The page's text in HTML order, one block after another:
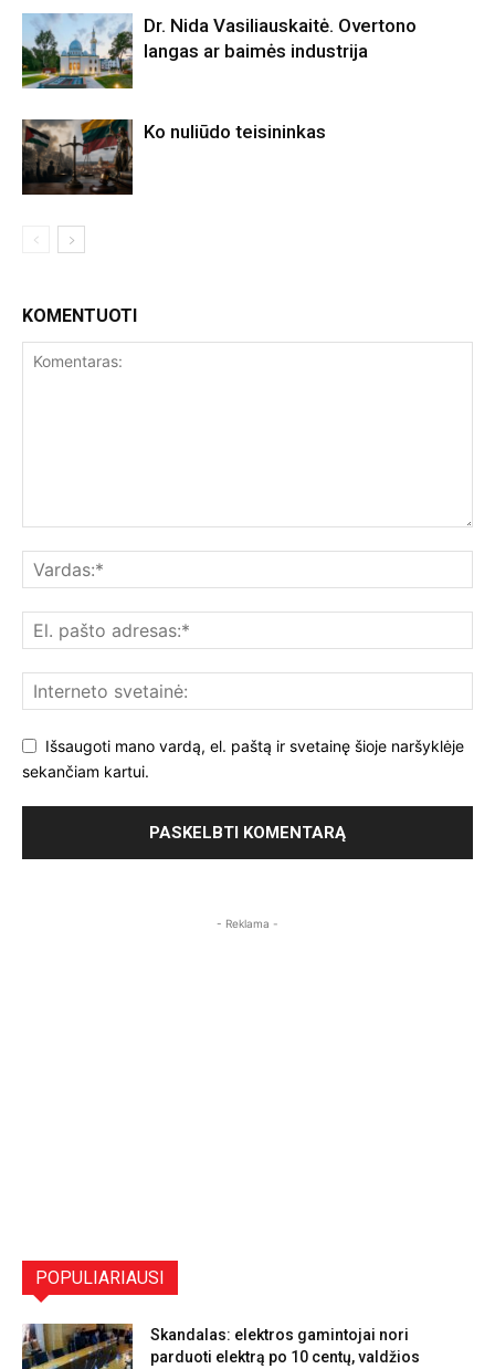
Dr. Nida Vasiliauskaitė. Overtono
langas ar baimės industrija
Ko nuliūdo teisininkas
KOMENTUOTI
Išsaugoti mano vardą, el. paštą ir svetainę šioje naršyklėje
sekančiam kartui.
- Reklama -
POPULIARIAUSI
Skandalas: elektros gamintojai nori
parduoti elektrą po 10 centų, valdžios